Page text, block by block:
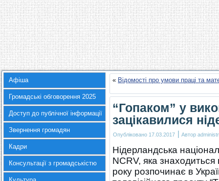
Афіша
Громадські обговорення 2025
Доступ до публічної інформації
Звернення громадян
Кадри
Консультації з громадськістю
« Відомості про умови праці та
“Гопаком” у
зацікавилися
Опубліковано 17.03.2017 | Автор
Нідерландська
NCRV, яка
року розпочинає в